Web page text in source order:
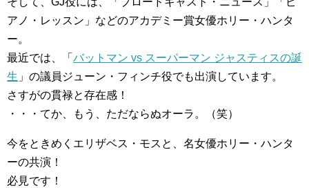
アノ・レッスン」などのアカデミー賞女優ホリー・ハンタ
ー。
最近では、「 バットマン vs スーパーマン ジャスティスの誕
生 」の議員ジューン・フィンチ役でも出演しています。
さすがの貫禄と存在感！
・・・てか、もう、ただならぬオーラ。（笑）
今をときめくエリザベス・モスと、名女優ホリー・ハンタ
ーの共演！
必見です！